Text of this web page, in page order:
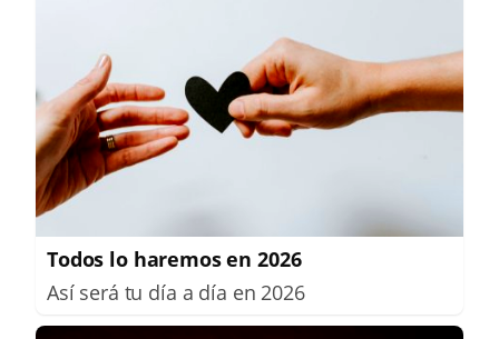
Todos lo haremos en 2026
Así será tu día a día en 2026